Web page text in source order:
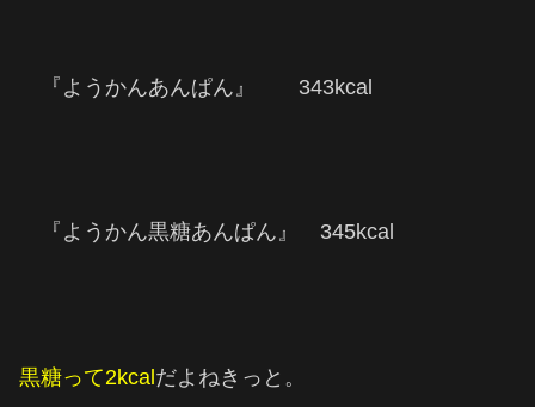
『ようかんあんぱん』 343kcal
『ようかん黒糖あんぱん』 345kcal
黒糖って2kcal だよねきっと。